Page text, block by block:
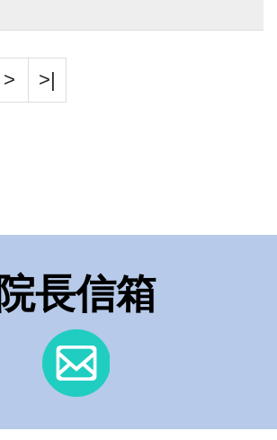
> >|
院長信箱